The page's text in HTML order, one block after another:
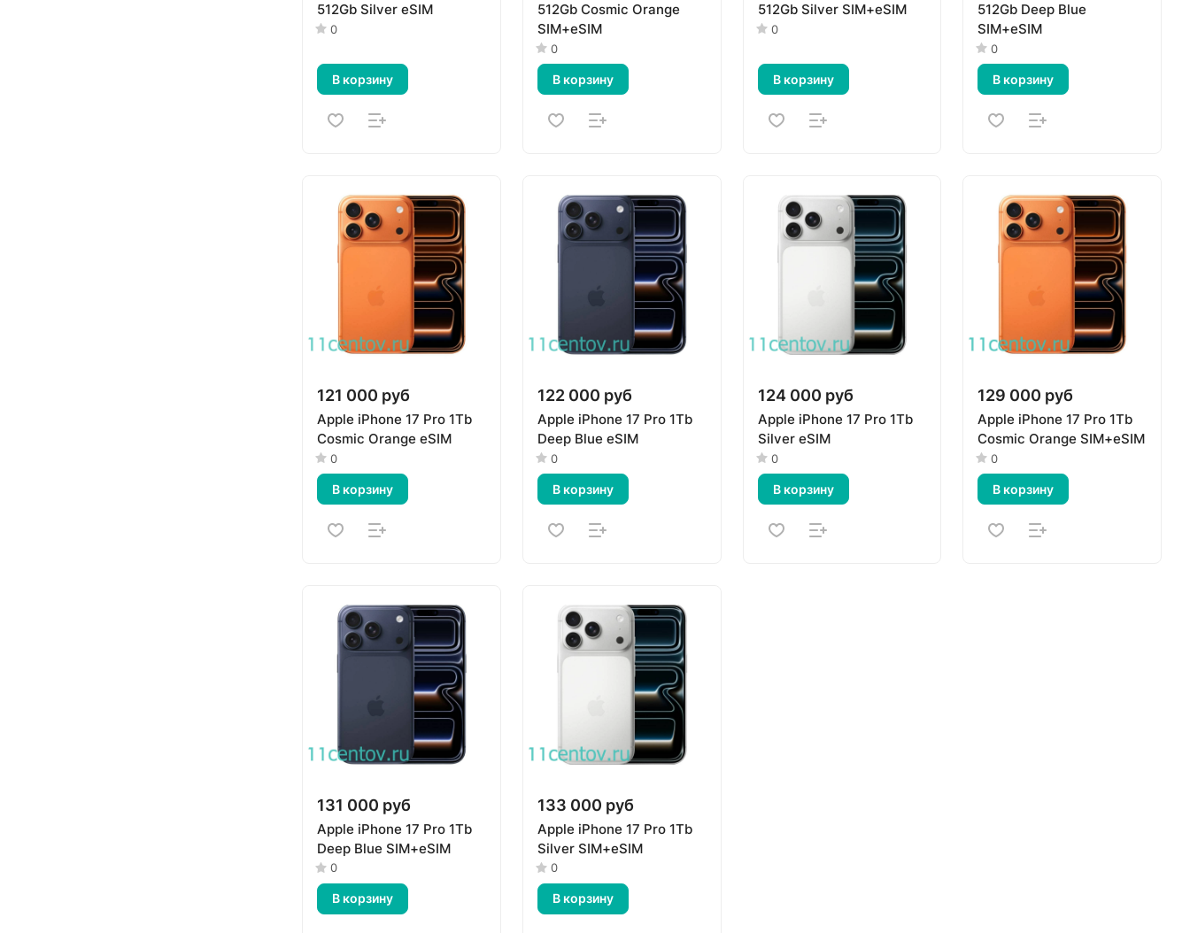
512Gb Silver eSIM
0
В корзину
512Gb Cosmic Orange
SIM+eSIM
0
В корзину
512Gb Silver SIM+eSIM
0
В корзину
512Gb Deep Blue
SIM+eSIM
0
В корзину
121 000 руб
Apple iPhone 17 Pro 1Tb
Cosmic Orange eSIM
0
В корзину
122 000 руб
Apple iPhone 17 Pro 1Tb
Deep Blue eSIM
0
В корзину
124 000 руб
Apple iPhone 17 Pro 1Tb
Silver eSIM
0
В корзину
129 000 руб
Apple iPhone 17 Pro 1Tb
Cosmic Orange SIM+eSIM
0
В корзину
131 000 руб
Apple iPhone 17 Pro 1Tb
Deep Blue SIM+eSIM
0
В корзину
133 000 руб
Apple iPhone 17 Pro 1Tb
Silver SIM+eSIM
0
В корзину